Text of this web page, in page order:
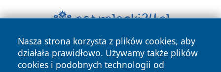
Nasza strona korzysta z plików cookies, aby
działała prawidłowo. Używamy także plików
cookies i podobnych technologii od